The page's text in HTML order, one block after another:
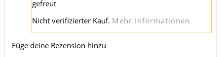
gefreut
Nicht verifizierter Kauf. Mehr Informationen
Füge deine Rezension hinzu